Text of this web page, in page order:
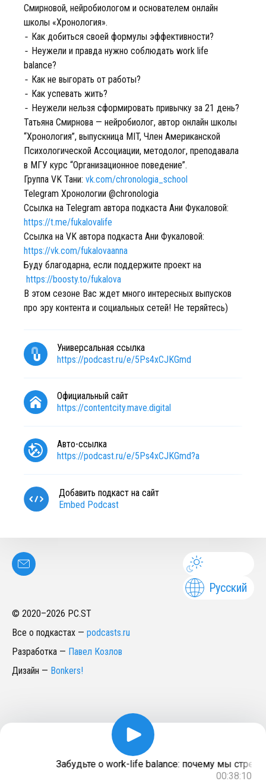
Смирновой, нейробиологом и основателем онлайн
школы «Хронология».
⁃ Как добиться своей формулы эффективности?
⁃ Неужели и правда нужно соблюдать work life
balance?
⁃ Как не выгорать от работы?
⁃ Как успевать жить?
⁃ Неужели нельзя сформировать привычку за 21 день?
Татьяна Смирнова — нейробиолог, автор онлайн школы
“Хронология”, выпускница MIT, Член Американской
Психологической Ассоциации, методолог, преподавала
в МГУ курс “Организационное поведение”.
Группа VK Тани: vk.com/chronologia_school
Telegram Хронологии @chronologia
Ссылка на Telegram автора подкаста Ани Фукаловой:
https://t.me/fukalovalife
Ссылка на VK автора подкаста Ани Фукаловой:
https://vk.com/fukalovaanna
Буду благодарна, если поддержите проект на
https://boosty.to/fukalova
В этом сезоне Вас ждет много интересных выпусков
про эру контента и социальных сетей! Не теряйтесь)
Универсальная ссылка
https://podcast.ru/e/5Ps4xCJKGmd
Официальный сайт
https://contentcity.mave.digital
Авто-ссылка
https://podcast.ru/e/5Ps4xCJKGmd?a
Добавить подкаст на сайт
Embed Podcast
Русский
© 2020–2026 PC.ST
Все о подкастах — podcasts.ru
Разработка — Павел Козлов
Дизайн — Bonkers!
Забудьте о work-life balance: почему мы
00:38:10